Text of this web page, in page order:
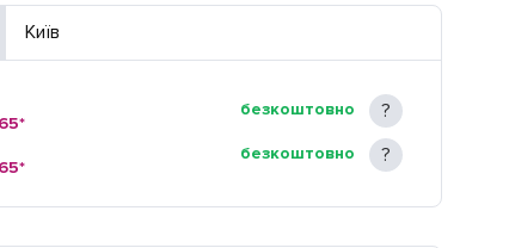
Київ
безкоштовно
безкоштовно